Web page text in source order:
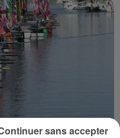
sans accepter